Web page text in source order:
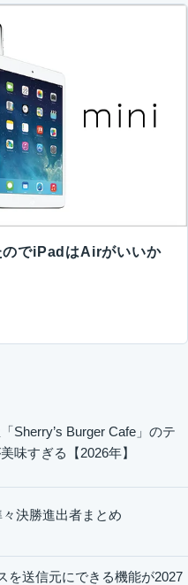
でiPadはAirがいいか
Sherry’s Burger Cafe」のテ
味すぎる【2026年】
決勝進出者まとめ
を送信元にできる機能が2027